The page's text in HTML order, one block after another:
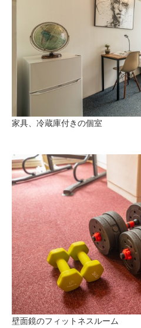
家具、冷蔵庫付きの個室
壁面鏡のフィットネスルーム